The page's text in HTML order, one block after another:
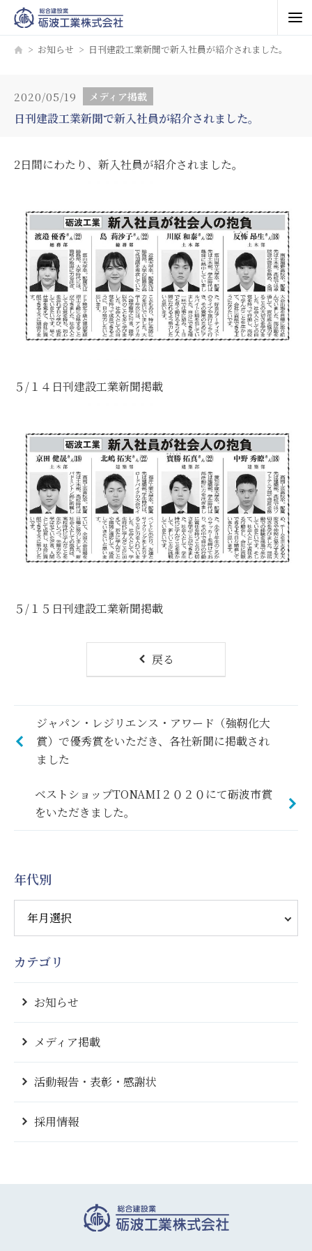
お知らせ 日刊建設工業新聞で新入社員が紹介されました。
2020/05/19 メディア掲載
日刊建設工業新聞で新入社員が紹介されました。
2日間にわたり、新入社員が紹介されました。
５/１４日刊建設工業新聞掲載
５/１５日刊建設工業新聞掲載
戻る
ジャパン・レジリエンス・アワード（強靭化大
賞）で優秀賞をいただき、各社新聞に掲載され
ました
ベストショップTONAMI２０２０にて砺波市賞
をいただきました。
年代別
カテゴリ
お知らせ
メディア掲載
活動報告・表彰・感謝状
採用情報